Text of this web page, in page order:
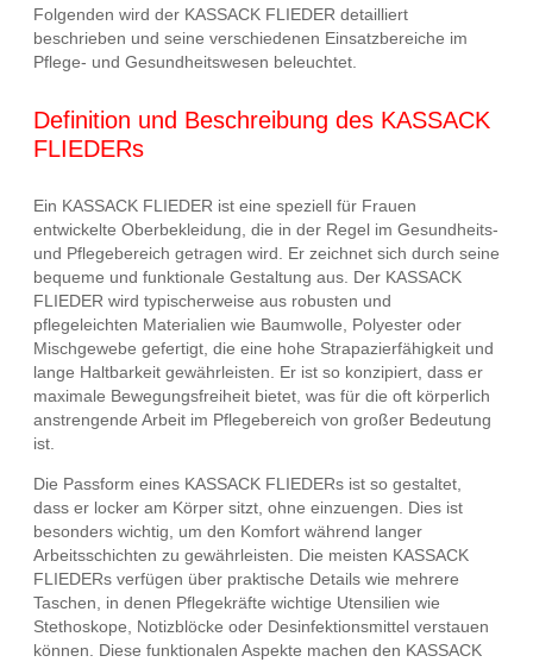
Folgenden wird der KASSACK FLIEDER detailliert
beschrieben und seine verschiedenen Einsatzbereiche im
Pflege- und Gesundheitswesen beleuchtet.
Definition und Beschreibung des KASSACK
FLIEDERs
Ein KASSACK FLIEDER ist eine speziell für Frauen
entwickelte Oberbekleidung, die in der Regel im Gesundheits-
und Pflegebereich getragen wird. Er zeichnet sich durch seine
bequeme und funktionale Gestaltung aus. Der KASSACK
FLIEDER wird typischerweise aus robusten und
pflegeleichten Materialien wie Baumwolle, Polyester oder
Mischgewebe gefertigt, die eine hohe Strapazierfähigkeit und
lange Haltbarkeit gewährleisten. Er ist so konzipiert, dass er
maximale Bewegungsfreiheit bietet, was für die oft körperlich
anstrengende Arbeit im Pflegebereich von großer Bedeutung
ist.
Die Passform eines KASSACK FLIEDERs ist so gestaltet,
dass er locker am Körper sitzt, ohne einzuengen. Dies ist
besonders wichtig, um den Komfort während langer
Arbeitsschichten zu gewährleisten. Die meisten KASSACK
FLIEDERs verfügen über praktische Details wie mehrere
Taschen, in denen Pflegekräfte wichtige Utensilien wie
Stethoskope, Notizblöcke oder Desinfektionsmittel verstauen
können. Diese funktionalen Aspekte machen den KASSACK